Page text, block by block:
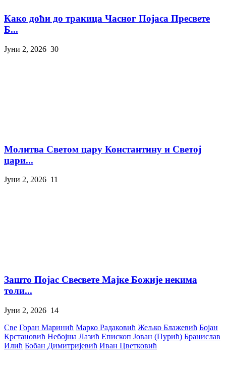
Како доћи до тракица Часног Појаса Пресвете
Б...
Јуни 2, 2026 30
Молитва Светом цару Константину и Светој
цари...
Јуни 2, 2026 11
Зашто Појас Свесвете Мајке Божије некима
толи...
Јуни 2, 2026 14
Све Горан Маринић Марко Радаковић Жељко Блажевић Бојан
Крстановић Небојша Лазић Епископ Јован (Пурић) Бранислав
Илић Бобан Димитријевић Иван Цветковић